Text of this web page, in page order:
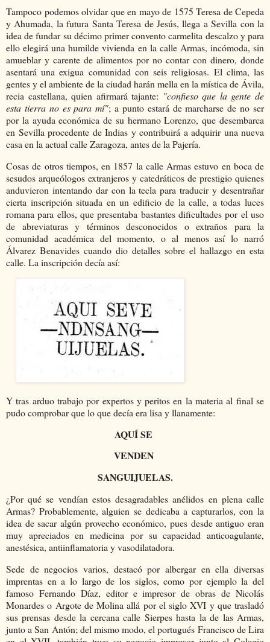
Tampoco podemos olvidar que en mayo de 1575 Teresa de Cepeda
y Ahumada, la futura Santa Teresa de Jesús, llega a Sevilla con la
idea de fundar su décimo primer convento carmelita descalzo y para
ello elegirá una humilde vivienda en la calle Armas, incómoda, sin
amueblar y carente de alimentos por no contar con dinero, donde
asentará una exigua comunidad con seis religiosas. El clima, las
gentes y el ambiente de la ciudad harán mella en la mística de Ávila,
recia castellana, quien afirmará tajante: "confieso que la gente de
esta tierra no es para mí"; a punto estará de marcharse de no ser
por la ayuda económica de su hermano Lorenzo, que desembarca
en Sevilla procedente de Indias y contribuirá a adquirir una nueva
casa en la actual calle Zaragoza, antes de la Pajería.
Cosas de otros tiempos, en 1857 la calle Armas estuvo en boca de
sesudos arqueólogos extranjeros y catedráticos de prestigio quienes
anduvieron intentando dar con la tecla para traducir y desentrañar
cierta inscripción situada en un edificio de la calle, a todas luces
romana para ellos, que presentaba bastantes dificultades por el uso
de abreviaturas y términos desconocidos o extraños para la
comunidad académica del momento, o al menos así lo narró
Álvarez Benavides cuando dio detalles sobre el hallazgo en esta
calle. La inscripción decía así:
Y tras arduo trabajo por expertos y peritos en la materia al final se
pudo comprobar que lo que decía era lisa y llanamente:
AQUÍ SE
VENDEN
SANGUIJUELAS.
¿Por qué se vendían estos desagradables anélidos en plena calle
Armas? Probablemente, alguien se dedicaba a capturarlos, con la
idea de sacar algún provecho económico, pues desde antiguo eran
muy apreciados en medicina por su capacidad anticoagulante,
anestésica, antiinflamatoria y vasodilatadora.
Sede de negocios varios, destacó por albergar en ella diversas
imprentas en a lo largo de los siglos, como por ejemplo la del
famoso Fernando Díaz, editor e impresor de obras de Nicolás
Monardes o Argote de Molina allá por el siglo XVI y que trasladó
sus prensas desde la cercana calle Sierpes hasta la de las Armas,
junto a San Antón; del mismo modo, el portugués Francisco de Lira